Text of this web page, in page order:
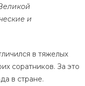
и
в тяжелых
соратников. За это
в стране.